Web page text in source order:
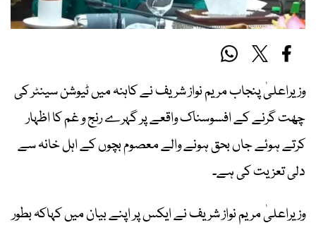
وزیراعلیٰ پنجاب مریم نواز شریف نے کاہنہ میں ٹیوشن سینٹر کی
چھت گرنے کے افسوسناک واقعے پر گہرے رنج و غم کا اظہار
کرتے ہوئے جاں بحق ہونے والے معصوم بچوں کے اہل خانہ سے
دلی تعزیت کی ہے۔
وزیراعلیٰ مریم نواز شریف نے ایکس پر اپنے بیان میں کہاکہ بطور